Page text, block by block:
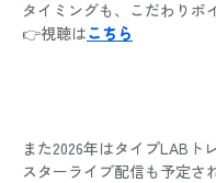
タイミングも、こだわりポ
👉視聴はこちら
また2026年はタイプLABト
スターライブ配信も予定さ